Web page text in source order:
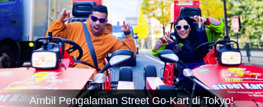
Syarikat Tempahan
Tukar Kedai
Tokyo Shinagawa Tokyo Akihabara#1
Tokyo Akihabara#2 Tokyo Shibuya
Tokyo Shibuya Annex Tokyo Bay
Tokyo Asakusa Osaka
Ambil Pengalaman Street Go-Kart di Tokyo!